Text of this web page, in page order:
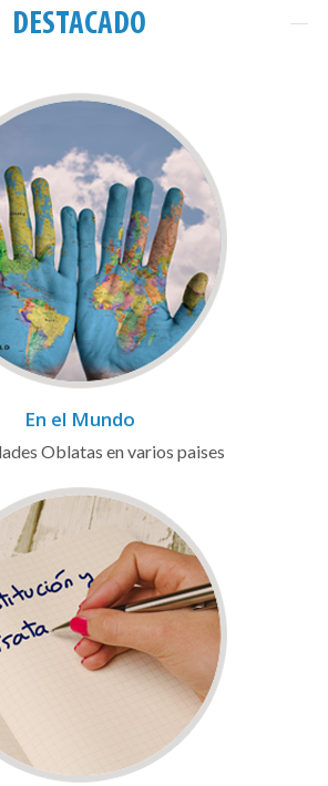
DESTACADO
En el Mundo
Oblatas en varios paises